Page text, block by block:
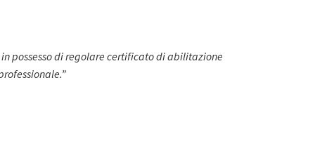
possesso di regolare certificato di abilitazione